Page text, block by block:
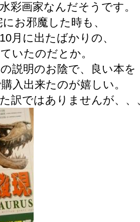
彩画家なんだそうです。
お邪魔した時も、
月に出たばかりの、
いたのだとか。
説明のお陰で、良い本を
入出来たのが嬉しい。
訳ではありませんが、、